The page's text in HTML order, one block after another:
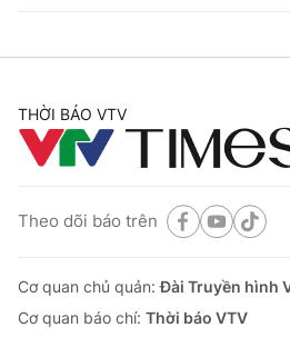
THỜI BÁO VTV
Theo dõi báo trên
Cơ quan chủ quản:Đài Truyền hình
Cơ quan báo chí: Thời báo VTV